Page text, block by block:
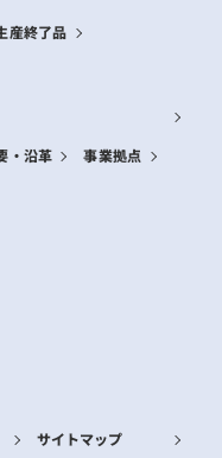
サイトマップ
産終了品
・沿革 事業拠点